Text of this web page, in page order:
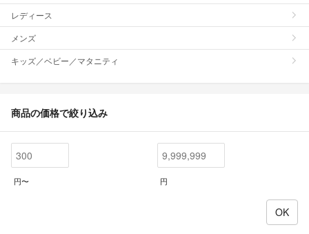
レディース
メンズ
キッズ／ベビー／マタニティ
商品の価格で絞り込み
円〜 円